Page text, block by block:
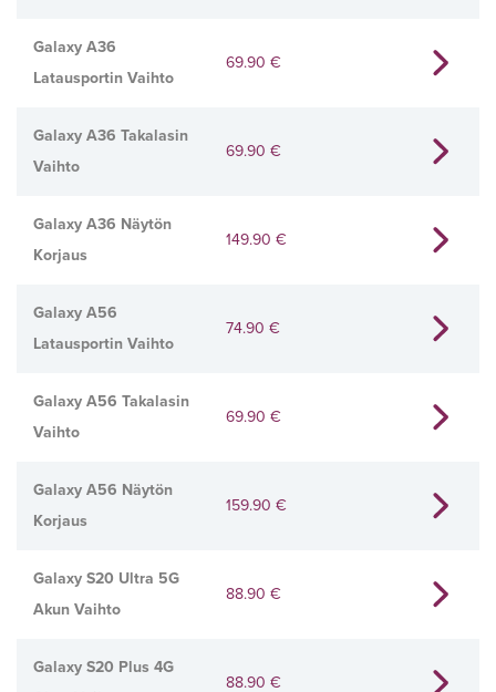
Galaxy A36
Latausportin Vaihto
69.90 €
Galaxy A36 Takalasin
Vaihto
69.90 €
Galaxy A36 Näytön
Korjaus
149.90 €
Galaxy A56
Latausportin Vaihto
74.90 €
Galaxy A56 Takalasin
Vaihto
69.90 €
Galaxy A56 Näytön
Korjaus
159.90 €
Galaxy S20 Ultra 5G
Akun Vaihto
88.90 €
Galaxy S20 Plus 4G
88.90 €